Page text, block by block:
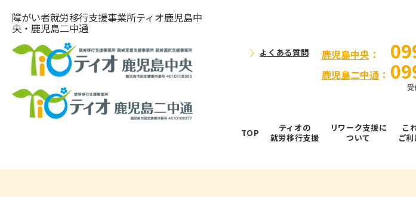
障がい者就労移⾏⽀援事業所ティオ⿅児島中
央・鹿児島二中通
よくある質問 ⿅児島中央 ：
鹿児島二中通：
TOP
ティオの
就労移⾏⽀援
リワーク支援に
ついて
こ
ご